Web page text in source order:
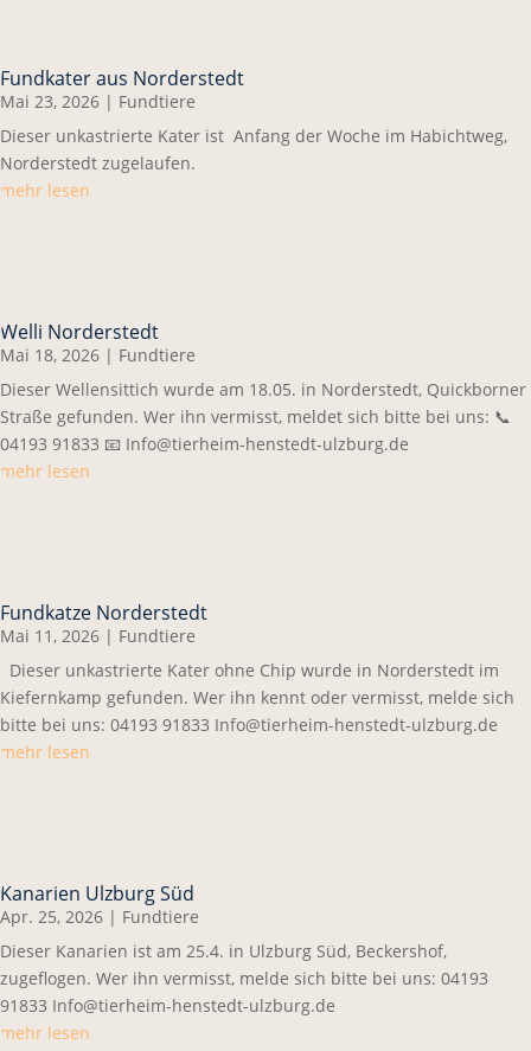
Fundkater aus Norderstedt
Mai 23, 2026 | Fundtiere
Dieser unkastrierte Kater ist Anfang der Woche im Habichtweg,
Norderstedt zugelaufen.
mehr lesen
Welli Norderstedt
Mai 18, 2026 | Fundtiere
Dieser Wellensittich wurde am 18.05. in Norderstedt, Quickborner
Straße gefunden. Wer ihn vermisst, meldet sich bitte bei uns: 📞
04193 91833 📧 Info@tierheim-henstedt-ulzburg.de
mehr lesen
Fundkatze Norderstedt
Mai 11, 2026 | Fundtiere
Dieser unkastrierte Kater ohne Chip wurde in Norderstedt im
Kiefernkamp gefunden. Wer ihn kennt oder vermisst, melde sich
bitte bei uns: 04193 91833 Info@tierheim-henstedt-ulzburg.de
mehr lesen
Kanarien Ulzburg Süd
Apr. 25, 2026 | Fundtiere
Dieser Kanarien ist am 25.4. in Ulzburg Süd, Beckershof,
zugeflogen. Wer ihn vermisst, melde sich bitte bei uns: 04193
91833 Info@tierheim-henstedt-ulzburg.de
mehr lesen